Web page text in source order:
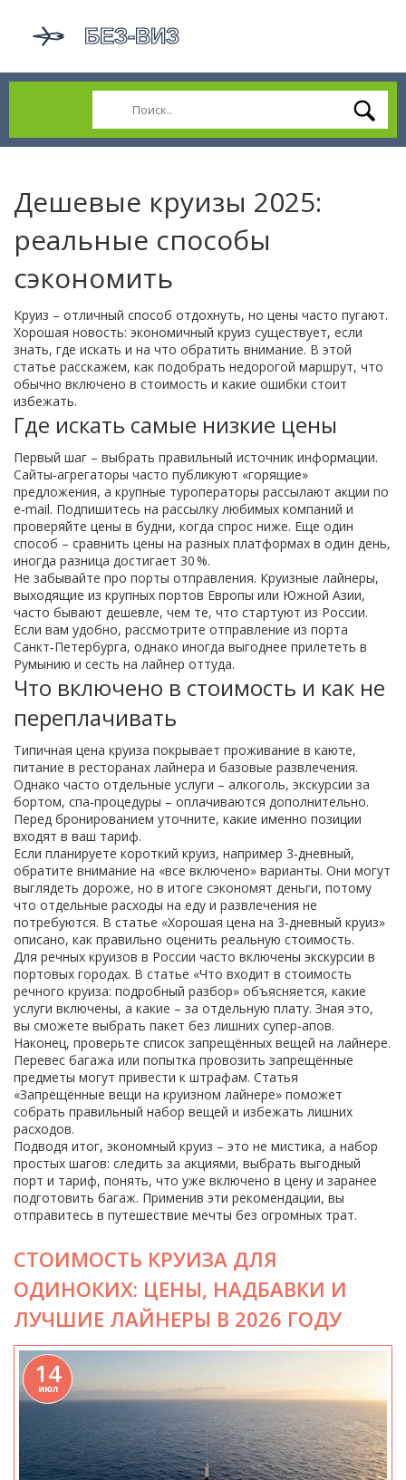
Дешевые круизы 2025:
реальные способы
сэкономить
Круиз – отличный способ отдохнуть, но цены часто пугают.
Хорошая новость: экономичный круиз существует, если
знать, где искать и на что обратить внимание. В этой
статье расскажем, как подобрать недорогой маршрут, что
обычно включено в стоимость и какие ошибки стоит
избежать.
Где искать самые низкие цены
Первый шаг – выбрать правильный источник информации.
Сайты‑агрегаторы часто публикуют «горящие»
предложения, а крупные туроператоры рассылают акции по
e‑mail. Подпишитесь на рассылку любимых компаний и
проверяйте цены в будни, когда спрос ниже. Еще один
способ – сравнить цены на разных платформах в один день,
иногда разница достигает 30 %.
Не забывайте про порты отправления. Круизные лайнеры,
выходящие из крупных портов Европы или Южной Азии,
часто бывают дешевле, чем те, что стартуют из России.
Если вам удобно, рассмотрите отправление из порта
Санкт‑Петербурга, однако иногда выгоднее прилететь в
Румынию и сесть на лайнер оттуда.
Что включено в стоимость и как не
переплачивать
Типичная цена круиза покрывает проживание в каюте,
питание в ресторанах лайнера и базовые развлечения.
Однако часто отдельные услуги – алкоголь, экскурсии за
бортом, спа‑процедуры – оплачиваются дополнительно.
Перед бронированием уточните, какие именно позиции
входят в ваш тариф.
Если планируете короткий круиз, например 3‑дневный,
обратите внимание на «все включено» варианты. Они могут
выглядеть дороже, но в итоге сэкономят деньги, потому
что отдельные расходы на еду и развлечения не
потребуются. В статье «Хорошая цена на 3‑дневный круиз»
описано, как правильно оценить реальную стоимость.
Для речных круизов в России часто включены экскурсии в
портовых городах. В статье «Что входит в стоимость
речного круиза: подробный разбор» объясняется, какие
услуги включены, а какие – за отдельную плату. Зная это,
вы сможете выбрать пакет без лишних супер-апов.
Наконец, проверьте список запрещённых вещей на лайнере.
Перевес багажа или попытка провозить запрещённые
предметы могут привести к штрафам. Статья
«Запрещённые вещи на круизном лайнере» поможет
собрать правильный набор вещей и избежать лишних
расходов.
Подводя итог, экономный круиз – это не мистика, а набор
простых шагов: следить за акциями, выбрать выгодный
порт и тариф, понять, что уже включено в цену и заранее
подготовить багаж. Применив эти рекомендации, вы
отправитесь в путешествие мечты без огромных трат.
СТОИМОСТЬ КРУИЗА ДЛЯ
ОДИНОКИХ: ЦЕНЫ, НАДБАВКИ И
ЛУЧШИЕ ЛАЙНЕРЫ В 2026 ГОДУ
14
июл